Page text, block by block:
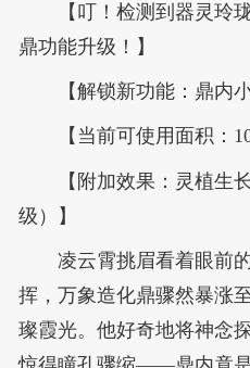
【叮！检测到器灵玲
鼎功能升级！】
【解锁新功能：鼎内
【当前可使用面积：
【附加效果：灵植生
级）】
凌云霄挑眉看着眼前
挥，万象造化鼎骤然暴涨
璨霞光。他好奇地将神念